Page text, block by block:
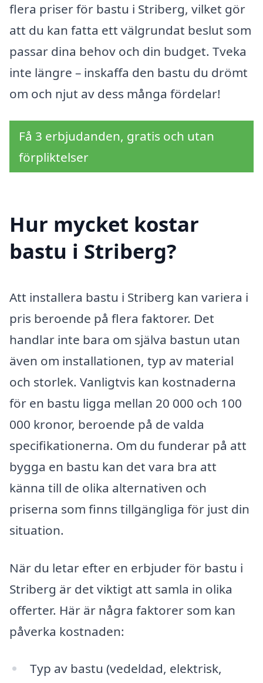
flera priser för bastu i Striberg, vilket gör
att du kan fatta ett välgrundat beslut som
passar dina behov och din budget. Tveka
inte längre – inskaffa den bastu du drömt
om och njut av dess många fördelar!
Få 3 erbjudanden, gratis och utan
förpliktelser
Hur mycket kostar
bastu i Striberg?
Att installera bastu i Striberg kan variera i
pris beroende på flera faktorer. Det
handlar inte bara om själva bastun utan
även om installationen, typ av material
och storlek. Vanligtvis kan kostnaderna
för en bastu ligga mellan 20 000 och 100
000 kronor, beroende på de valda
specifikationerna. Om du funderar på att
bygga en bastu kan det vara bra att
känna till de olika alternativen och
priserna som finns tillgängliga för just din
situation.
När du letar efter en erbjuder för bastu i
Striberg är det viktigt att samla in olika
offerter. Här är några faktorer som kan
påverka kostnaden:
Typ av bastu (vedeldad, elektrisk,